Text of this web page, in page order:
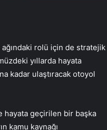
rolü için de stratejik
yıllarda hayata
kadar ulaştıracak otoyol
hayata geçirilen bir başka
kamu kaynağı